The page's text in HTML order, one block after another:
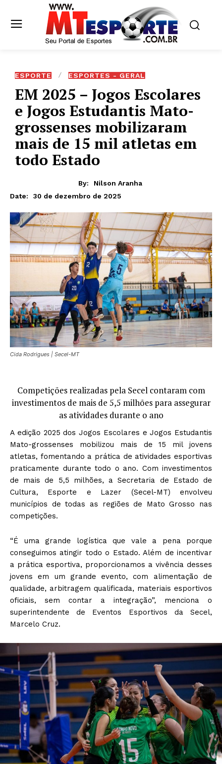
ESPORTE ESPORTES - GERAL
EM 2025 – Jogos Escolares
e Jogos Estudantis Mato-
grossenses mobilizaram
mais de 15 mil atletas em
todo Estado
By:
Nilson Aranha
Date:
30 de dezembro de 2025
Cida Rodrigues | Secel-MT
Competições realizadas pela Secel contaram com
investimentos de mais de 5,5 milhões para assegurar
as atividades durante o ano
A edição 2025 dos Jogos Escolares e Jogos Estudantis
Mato-grossenses mobilizou mais de 15 mil jovens
atletas, fomentando a prática de atividades esportivas
praticamente durante todo o ano. Com investimentos
de mais de 5,5 milhões, a Secretaria de Estado de
Cultura, Esporte e Lazer (Secel-MT) envolveu
municípios de todas as regiões de Mato Grosso nas
competições.
“É uma grande logística que vale a pena porque
conseguimos atingir todo o Estado. Além de incentivar
a prática esportiva, proporcionamos a vivência desses
jovens em um grande evento, com alimentação de
qualidade, arbitragem qualificada, materiais esportivos
oficiais, sem contar a integração”, menciona o
superintendente de Eventos Esportivos da Secel,
Marcelo Cruz.